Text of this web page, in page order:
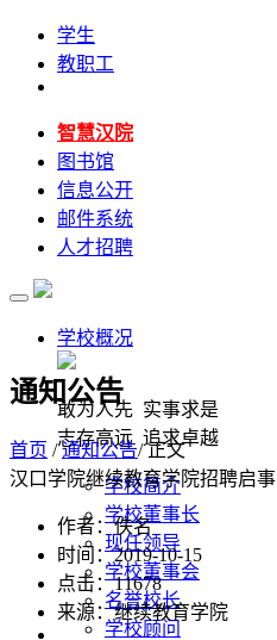
学生
教职工
智慧汉院
图书馆
信息公开
邮件系统
人才招聘
学校概况
敢为人先 实事求是
志存高远 追求卓越
学校简介
学校董事长
现任领导
学校董事会
名誉校长
学校顾问
通知公告
首页 /通知公告/ 正文
汉口学院继续教育学院招聘启事
作者：佚名
时间：2019-10-15
点击：11678
来源：继续教育学院